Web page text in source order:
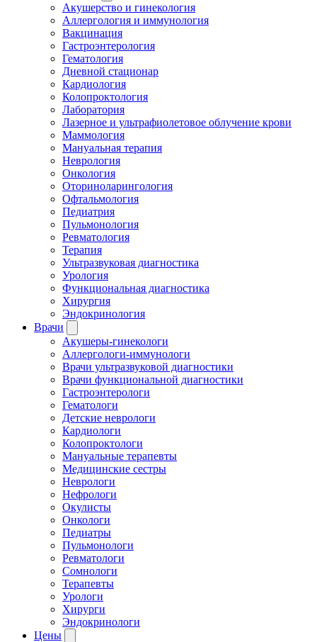
Акушерство и гинекология
Аллергология и иммунология
Вакцинация
Гастроэнтерология
Гематология
Дневной стационар
Кардиология
Колопроктология
Лаборатория
Лазерное и ультрафиолетовое облучение крови
Маммология
Мануальная терапия
Неврология
Онкология
Оториноларингология
Офтальмология
Педиатрия
Пульмонология
Ревматология
Терапия
Ультразвуковая диагностика
Урология
Функциональная диагностика
Хирургия
Эндокринология
Врачи
Акушеры-гинекологи
Аллергологи-иммунологи
Врачи ультразвуковой диагностики
Врачи функциональной диагностики
Гастроэнтерологи
Гематологи
Детские неврологи
Кардиологи
Колопроктологи
Мануальные терапевты
Медицинские сестры
Неврологи
Нефрологи
Окулисты
Онкологи
Педиатры
Пульмонологи
Ревматологи
Сомнологи
Терапевты
Урологи
Хирурги
Эндокринологи
Цены